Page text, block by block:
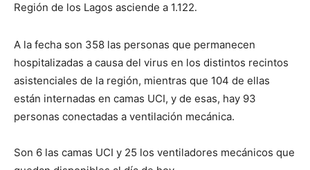
Región de los Lagos asciende a 1.122.
A la fecha son 358 las personas que permanecen
hospitalizadas a causa del virus en los distintos recintos
asistenciales de la región, mientras que 104 de ellas
están internadas en camas UCI, y de esas, hay 93
personas conectadas a ventilación mecánica.
Son 6 las camas UCI y 25 los ventiladores mecánicos que